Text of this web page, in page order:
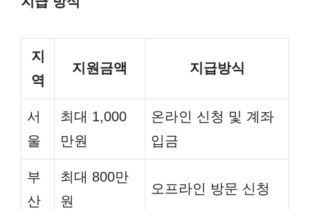
지
역
지원금액 지급방식
서
울
최대 1,000
만원
온라인 신청 및 계좌
입금
부
산
최대 800만
원
오프라인 방문 신청